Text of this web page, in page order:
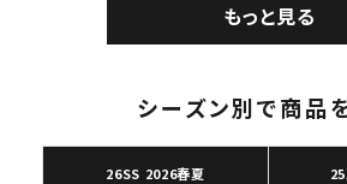
カー ホワイト 白
もっと見る
シーズン別で商品
26SS 2026春夏